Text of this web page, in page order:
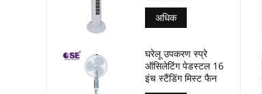
अधिक
घरेलू उपकरण स्प्रे
ऑसिलेटिंग पेडस्टल 16
इंच स्टैंडिंग मिस्ट फैन